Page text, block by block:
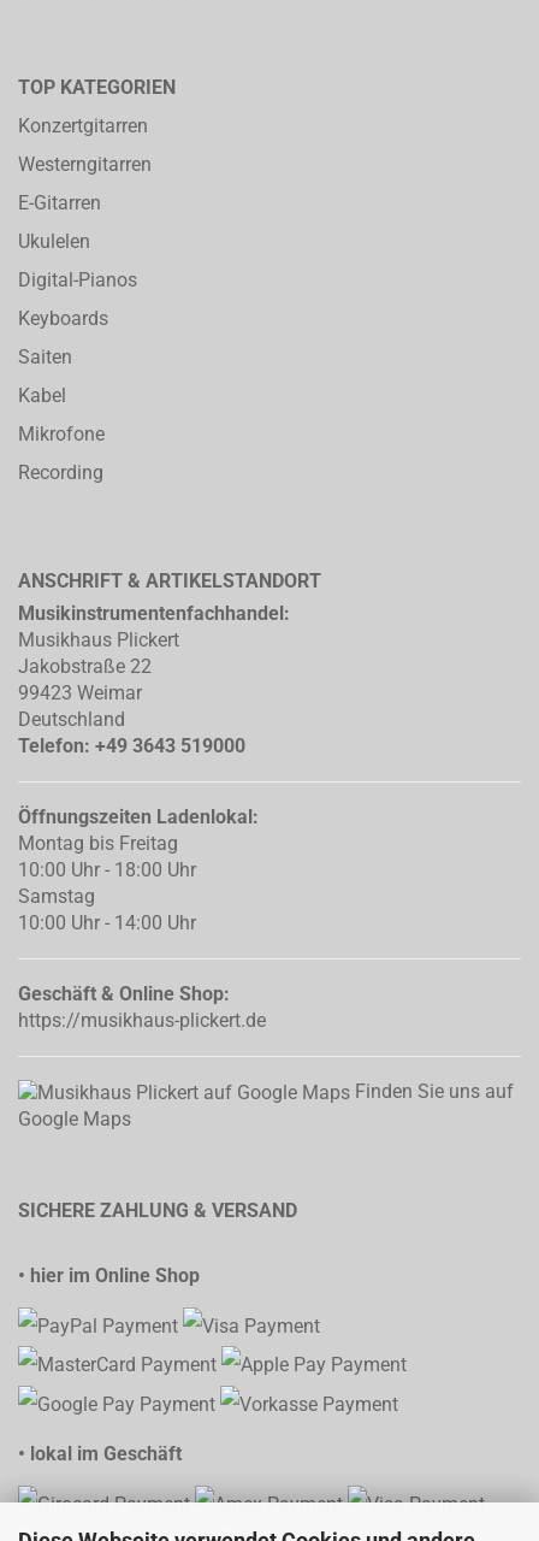
TOP KATEGORIEN
Konzertgitarren
Westerngitarren
E-Gitarren
Ukulelen
Digital-Pianos
Keyboards
Saiten
Kabel
Mikrofone
Recording
ANSCHRIFT & ARTIKELSTANDORT
Musikinstrumentenfachhandel:
Musikhaus Plickert
Jakobstraße 22
99423 Weimar
Deutschland
Telefon: +49 3643 519000
Öffnungszeiten Ladenlokal:
Montag bis Freitag
10:00 Uhr - 18:00 Uhr
Samstag
10:00 Uhr - 14:00 Uhr
Geschäft & Online Shop:
https://musikhaus-plickert.de
Finden Sie uns auf
Google Maps
SICHERE ZAHLUNG & VERSAND
• hier im Online Shop
• lokal im Geschäft